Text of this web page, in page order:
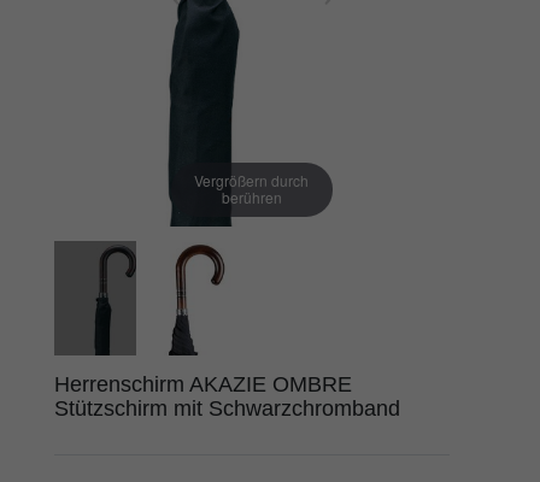
Vergrößern durch
berühren
Herrenschirm AKAZIE OMBRE
Stützschirm mit Schwarzchromband